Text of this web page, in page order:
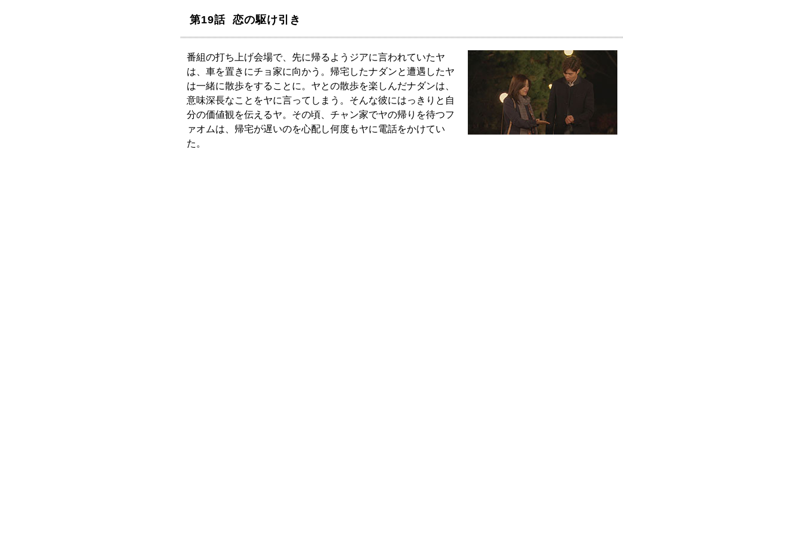
第19話 恋の駆け引き
番組の打ち上げ会場で、先に帰るようジアに言われていたヤ
は、車を置きにチョ家に向かう。帰宅したナダンと遭遇したヤ
は一緒に散歩をすることに。ヤとの散歩を楽しんだナダンは、
意味深長なことをヤに言ってしまう。そんな彼にはっきりと自
分の価値観を伝えるヤ。その頃、チャン家でヤの帰りを待つフ
ァオムは、帰宅が遅いのを心配し何度もヤに電話をかけてい
た。